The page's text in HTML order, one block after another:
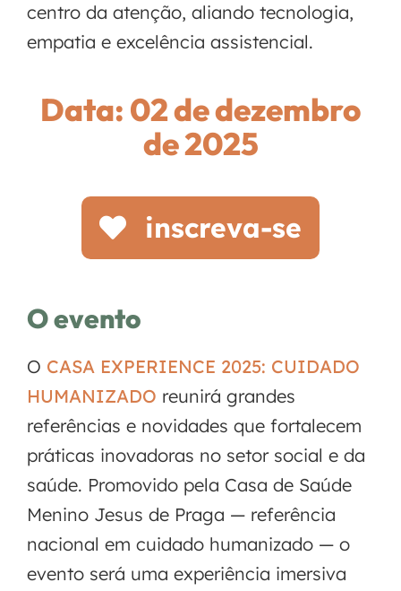
centro da atenção, aliando tecnologia,
empatia e excelência assistencial.
Data: 02 de dezembro
de 2025
inscreva-se
O evento
O CASA EXPERIENCE 2025: CUIDADO
HUMANIZADO reunirá grandes
referências e novidades que fortalecem
práticas inovadoras no setor social e da
saúde. Promovido pela Casa de Saúde
Menino Jesus de Praga — referência
nacional em cuidado humanizado — o
evento será uma experiência imersiva